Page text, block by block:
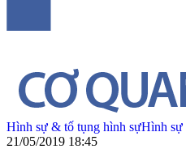
Hình sự & tố tụng hình sựHình sự
21/05/2019 18:45